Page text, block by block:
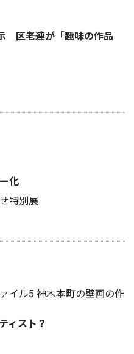
区老連が「趣味の作品
化
特別展
イル5 神木本町の壁画の作
ィスト？